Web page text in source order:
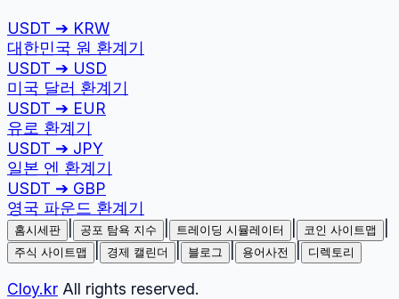
USDT ➔ KRW
대한민국 원 환계기
USDT ➔ USD
미국 달러 환계기
USDT ➔ EUR
유로 환계기
USDT ➔ JPY
일본 엔 환계기
USDT ➔ GBP
영국 파운드 환계기
홈시세판 공포 탐욕 지수 트레이딩 시뮬레이터 코인 사이트맵
주식 사이트맵 경제 캘린더 블로그 용어사전 디렉토리
Cloy.kr All rights reserved.